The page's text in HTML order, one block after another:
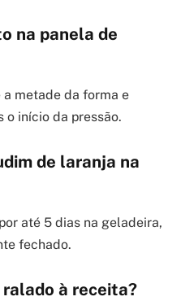
na panela de
a metade da forma e
o início da pressão.
de laranja na
até 5 dias na geladeira,
fechado.
à receita?